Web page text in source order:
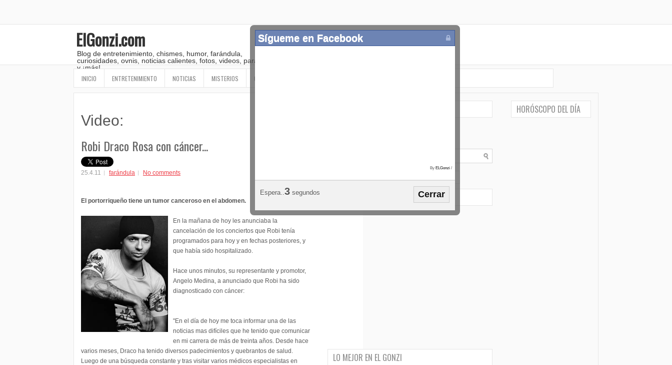
ElGonzi.com
Blog de entretenimiento, chismes, humor, farándula,
curiosidades, ovnis, noticias calientes, fotos, videos, paranormal
y ¡más!
INICIO ENTRETENIMIENTO NOTICIAS MISTERIOS OTROS
Video:
Robi Draco Rosa con cáncer...
25.4.11 farándula No comments
El portorriqueño tiene un tumor canceroso en el abdomen.
En la mañana de hoy les anunciaba la
cancelación de los conciertos que Robi tenía
programados para hoy y en fechas posteriores, y
que había sido hospitalizado.
Hace unos minutos, su representante y promotor,
Angelo Medina, a anunciado que Robi ha sido
diagnosticado con cáncer:
"En el día de hoy me toca informar una de las
noticias mas difíciles que he tenido que comunicar
en mi carrera de más de treinta años. Desde hace
varios meses, Draco ha tenido diversos padecimientos y quebrantos de salud.
Luego de una búsqueda constante y tras visitar varios médicos especialistas en
LO MEJOR EN EL GONZI
Sígueme en Facebook
By ELGonzi /
Espera..2 segundos Cerrar
HORÓSCOPO DEL DÍA